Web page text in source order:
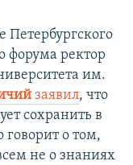
Петербургского
форума ректор
им.
заявил, что
сохранить в
говорит о том,
не о знаниях